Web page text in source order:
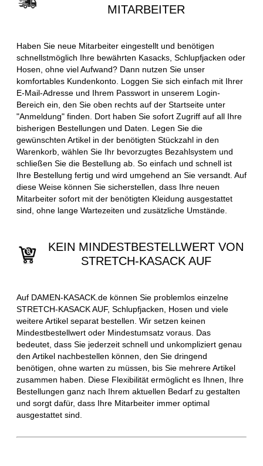
MITARBEITER
Haben Sie neue Mitarbeiter eingestellt und benötigen
schnellstmöglich Ihre bewährten Kasacks, Schlupfjacken oder
Hosen, ohne viel Aufwand? Dann nutzen Sie unser
komfortables Kundenkonto. Loggen Sie sich einfach mit Ihrer
E-Mail-Adresse und Ihrem Passwort in unserem Login-
Bereich ein, den Sie oben rechts auf der Startseite unter
"Anmeldung" finden. Dort haben Sie sofort Zugriff auf all Ihre
bisherigen Bestellungen und Daten. Legen Sie die
gewünschten Artikel in der benötigten Stückzahl in den
Warenkorb, wählen Sie Ihr bevorzugtes Bezahlsystem und
schließen Sie die Bestellung ab. So einfach und schnell ist
Ihre Bestellung fertig und wird umgehend an Sie versandt. Auf
diese Weise können Sie sicherstellen, dass Ihre neuen
Mitarbeiter sofort mit der benötigten Kleidung ausgestattet
sind, ohne lange Wartezeiten und zusätzliche Umstände.
KEIN MINDESTBESTELLWERT VON
STRETCH-KASACK AUF
Auf DAMEN-KASACK.de können Sie problemlos einzelne
STRETCH-KASACK AUF, Schlupfjacken, Hosen und viele
weitere Artikel separat bestellen. Wir setzen keinen
Mindestbestellwert oder Mindestumsatz voraus. Das
bedeutet, dass Sie jederzeit schnell und unkompliziert genau
den Artikel nachbestellen können, den Sie dringend
benötigen, ohne warten zu müssen, bis Sie mehrere Artikel
zusammen haben. Diese Flexibilität ermöglicht es Ihnen, Ihre
Bestellungen ganz nach Ihrem aktuellen Bedarf zu gestalten
und sorgt dafür, dass Ihre Mitarbeiter immer optimal
ausgestattet sind.